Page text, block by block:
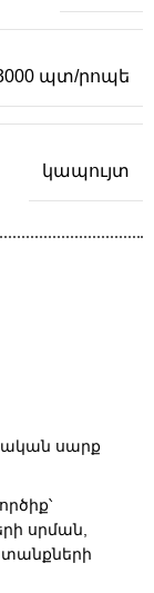
պտ/րոպե
կապույտ
սարք
սրման,